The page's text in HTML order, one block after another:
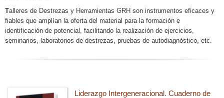
Curso de acceso
Grados universitarios
Máster
Otros estudios
NUESTRAS COLECCIONES
Talleres de Destrezas y Herramientas GRH son instrumentos eficaces y
fiables que amplían la oferta del material para la formación e
identificación de potencial, facilitando la realización de ejercicios,
seminarios, laboratorios de destrezas, pruebas de autodiagnóstico, etc.
Liderazgo Intergeneracional. Cuaderno de